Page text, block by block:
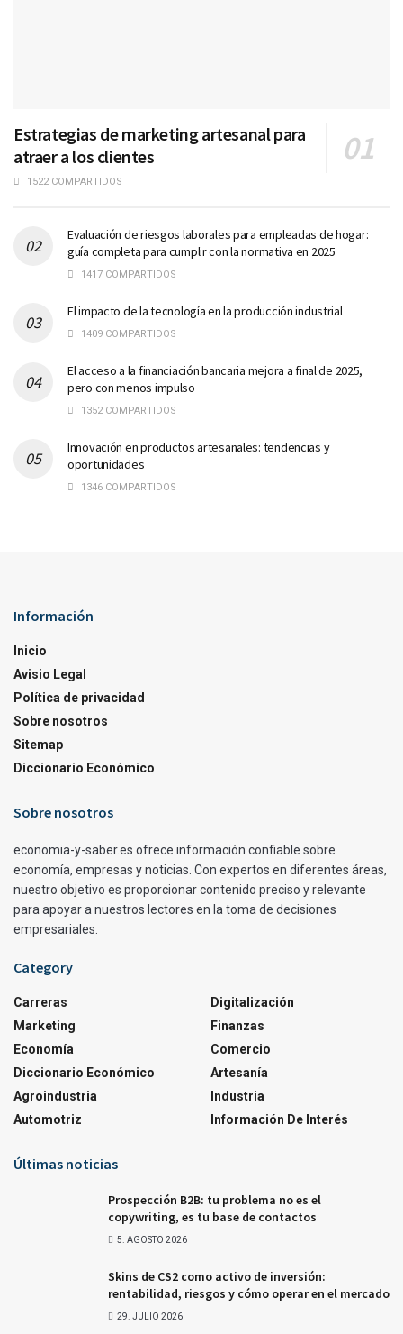
Estrategias de marketing artesanal para
atraer a los clientes
1522 COMPARTIDOS
Evaluación de riesgos laborales para empleadas de hogar:
guía completa para cumplir con la normativa en 2025
1417 COMPARTIDOS
El impacto de la tecnología en la producción industrial
1409 COMPARTIDOS
El acceso a la financiación bancaria mejora a final de 2025,
pero con menos impulso
1352 COMPARTIDOS
Innovación en productos artesanales: tendencias y
oportunidades
1346 COMPARTIDOS
Información
Inicio
Avisio Legal
Política de privacidad
Sobre nosotros
Sitemap
Diccionario Económico
Sobre nosotros
economia-y-saber.es ofrece información confiable sobre
economía, empresas y noticias. Con expertos en diferentes áreas,
nuestro objetivo es proporcionar contenido preciso y relevante
para apoyar a nuestros lectores en la toma de decisiones
empresariales.
Category
Carreras
Marketing
Economía
Diccionario Económico
Agroindustria
Automotriz
Digitalización
Finanzas
Comercio
Artesanía
Industria
Información De Interés
Últimas noticias
Prospección B2B: tu problema no es el
copywriting, es tu base de contactos
5. AGOSTO 2026
Skins de CS2 como activo de inversión:
rentabilidad, riesgos y cómo operar en el mercado
29. JULIO 2026